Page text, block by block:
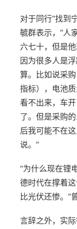
对于同行“找到
毓群表示，“人
六七十，但是
因为很多人是
算。比如说采
指标），电池
看不出来，车
了。但是采购
后我可能不在
说。”
“为什么现在锂
德时代在撑着
比光伏还惨。”
言辞之外，实